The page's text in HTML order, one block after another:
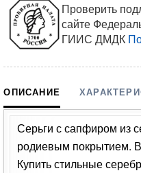
Проверить
сайте
ГИИС ДМДК
ОПИСАНИЕ
Серьги с сапфиром из
родиевым покрытием.
Купить стильные